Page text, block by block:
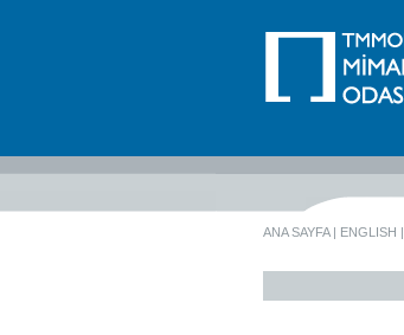
ANA SAYFA| ENGLISH |